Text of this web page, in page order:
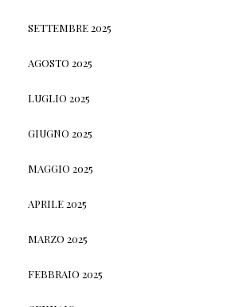
SETTEMBRE 2025
AGOSTO 2025
LUGLIO 2025
GIUGNO 2025
MAGGIO 2025
APRILE 2025
MARZO 2025
FEBBRAIO 2025